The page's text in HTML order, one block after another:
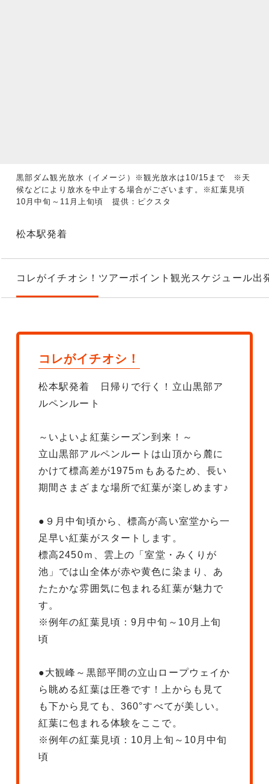
黒部ダム観光放水（イメージ）※観光放水は10/15まで ※天
候などにより放水を中止する場合がございます。※紅葉見頃
10月中旬～11月上旬頃 提供：ピクスタ
松本駅発着
コレがイチオシ！ ツアーポイント 観光スケジュール出
コレがイチオシ！
松本駅発着 日帰りで行く！立山黒部ア
ルペンルート
～いよいよ紅葉シーズン到来！～
立山黒部アルペンルートは山頂から麓に
かけて標高差が1975ｍもあるため、長い
期間さまざまな場所で紅葉が楽しめます♪
●９月中旬頃から、標高が高い室堂から一
足早い紅葉がスタートします。
標高2450ｍ、雲上の「室堂・みくりが
池」では山全体が赤や黄色に染まり、あ
たたかな雰囲気に包まれる紅葉が魅力で
す。
※例年の紅葉見頃：9月中旬～10月上旬
頃
●大観峰～黒部平間の立山ロープウェイか
ら眺める紅葉は圧巻です！上からも見て
も下から見ても、360°すべてが美しい。
紅葉に包まれる体験をここで。
※例年の紅葉見頃：10月上旬～10月中旬
頃